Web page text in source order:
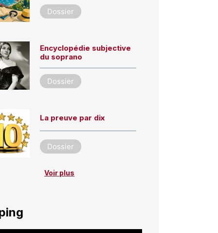
Dossier
Encyclopédie subjective
du soprano
Dossier
La preuve par dix
Dossier
Voir plus